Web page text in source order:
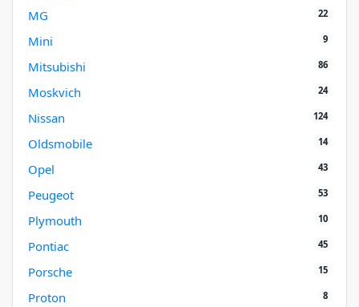
MG 22
Mini 9
Mitsubishi 86
Moskvich 24
Nissan 124
Oldsmobile 14
Opel 43
Peugeot 53
Plymouth 10
Pontiac 45
Porsche 15
Proton 8